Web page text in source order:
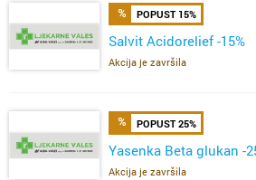
POPUST 15%
Salvit Acidorelief -15%
Akcija je završila
POPUST 25%
Yasenka Beta glukan -
Akcija je završila